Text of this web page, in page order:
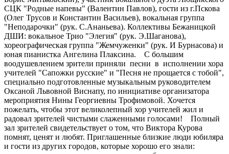
СЦК "Родные напевы" (Валентин Павлов), гости из г.Пскова
(Олег Трусов и Константин Васильев), вокальная группа
"Неподарочки" (рук. С.Ананьева). Коллективы Бежаницкой
ДШИ: вокальное Трио "Элегия" (рук. Э.Шаганова),
хореографическая группа "Жемчуженки" (рук. И Бурнасова) и
юная пианистка Ангелина Плаксина. С большим
воодушевлением зрители приняли песни в исполнении хора
учителей "Сапожки русские" и "Песня не прощается с тобой",
специально подготовленные музыкальным руководителем
Оксаной Львовной Виснапу, по инициативе организатора
мероприятия Нины Георгиевны Трофимовой. Хочется
пожелать, чтобы этот великолепный хор учителей жил и
радовал зрителей чистыми слаженными голосами! Полный
зал зрителей свидетельствует о том, что Виктора Курова
помнят, ценят и любят. Приглашенные близкие люди юбиляра
и гости из других городов, которые хорошо его знали: